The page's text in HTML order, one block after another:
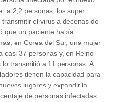
a 2,2 personas, los super
el virus a decenas de
que un paciente había
en Corea del Sur, una mujer
casi 37 personas y, en Reino
transmitió a 11 personas. A
tienen la capacidad para
lugares y expandir la
de personas infectadas